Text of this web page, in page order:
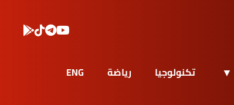
تكنولوجيا رياضة ENG